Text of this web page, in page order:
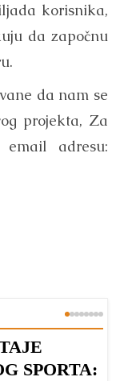
korisnika,
da započnu
da nam se
projekta, Za
adresu:
SPORTA: